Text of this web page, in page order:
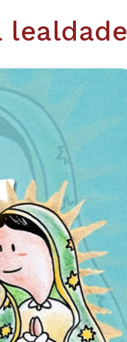
lealdade